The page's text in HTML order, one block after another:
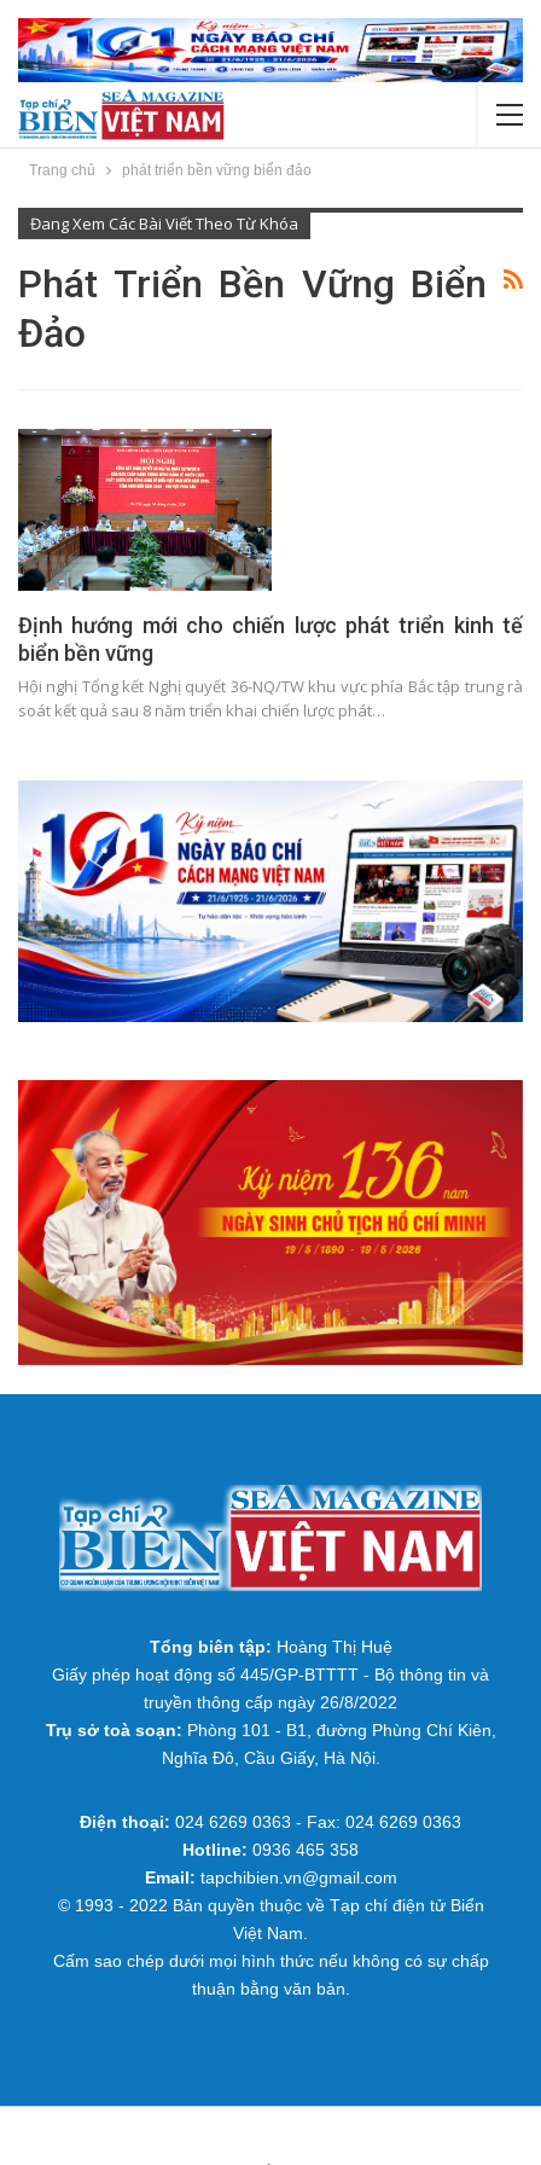
Trang chủ phát triển bền vững biển đảo
Đang Xem Các Bài Viết Theo Từ Khóa
Phát Triển Bền Vững Biển
Đảo
Định hướng mới cho chiến lược phát triển kinh tế
biển bền vững
Hội nghị Tổng kết Nghị quyết 36-NQ/TW khu vực phía Bắc tập trung rà
soát kết quả sau 8 năm triển khai chiến lược phát…
Tổng biên tập: Hoàng Thị Huệ
Giấy phép hoạt động số 445/GP-BTTTT - Bộ thông tin và
truyền thông cấp ngày 26/8/2022
Trụ sở toà soạn: Phòng 101 - B1, đường Phùng Chí Kiên,
Nghĩa Đô, Cầu Giấy, Hà Nội.
Điện thoại: 024 6269 0363 - Fax: 024 6269 0363
Hotline: 0936 465 358
Email: tapchibien.vn@gmail.com
© 1993 - 2022 Bản quyền thuộc về Tạp chí điện tử Biển
Việt Nam.
Cấm sao chép dưới mọi hình thức nếu không có sự chấp
thuận bằng văn bản.